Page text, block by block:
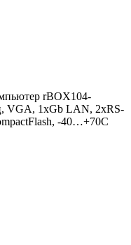
rBOX104-
VGA, 1xGb LAN, 2xRS-
-40…+70C